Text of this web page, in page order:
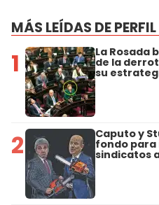
MÁS LEÍDAS DE PERFIL
1 La Rosada
de la
su
2 Caputo y
fondo para
sindicatos